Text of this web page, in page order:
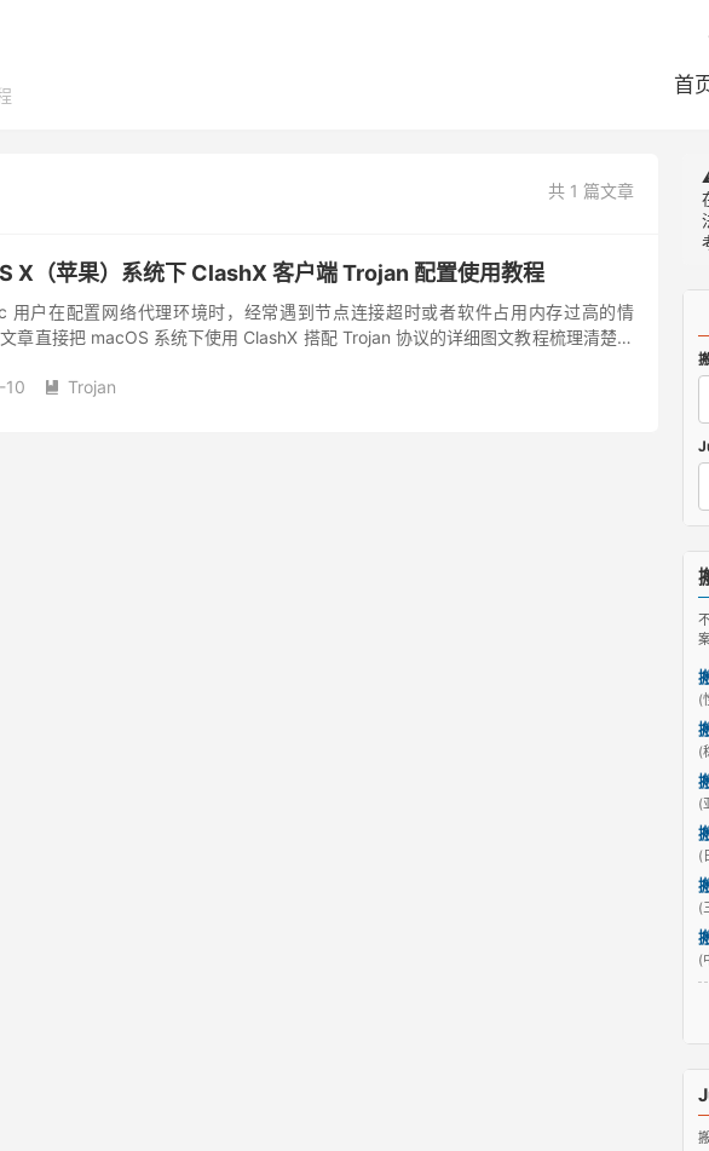
首
共 1 篇文章
X（苹果）系统下 ClashX 客户端 Trojan 配置使用教程
用户在配置网络代理环境时，经常遇到节点连接超时或者软件占用内存过高的情
章直接把 macOS 系统下使用 ClashX 搭配 Trojan 协议的详细图文教程梳理清楚，
10
 Trojan
(
(
(
(
(
(